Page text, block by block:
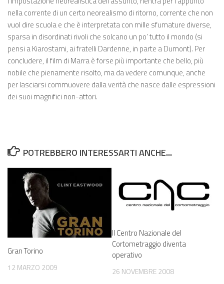
nella corrente di un certo neorealismo di ritorno, corrente che non
vuol dire scuola e che è interpretata con mille sfumature diverse,
sparsa in disordinati rivoli che solcano un po’ tutto il mondo (si
pensi a Kiarostami, ai fratelli Dardenne, in parte a Dumont). Per
concludere, il film di Marra è forse più importante che bello, più
nobile che pienamente risolto, ma da vedere comunque, anche
per lasciarsi commuovere dalla verità che nasce dalle espressioni
dei suoi magnifici non-attori.
POTREBBERO INTERESSARTI ANCHE...
Gran Torino
12 MARZO 2009
Il Centro Nazionale del
Cortometraggio diventa
operativo
26 NOVEMBRE 2008